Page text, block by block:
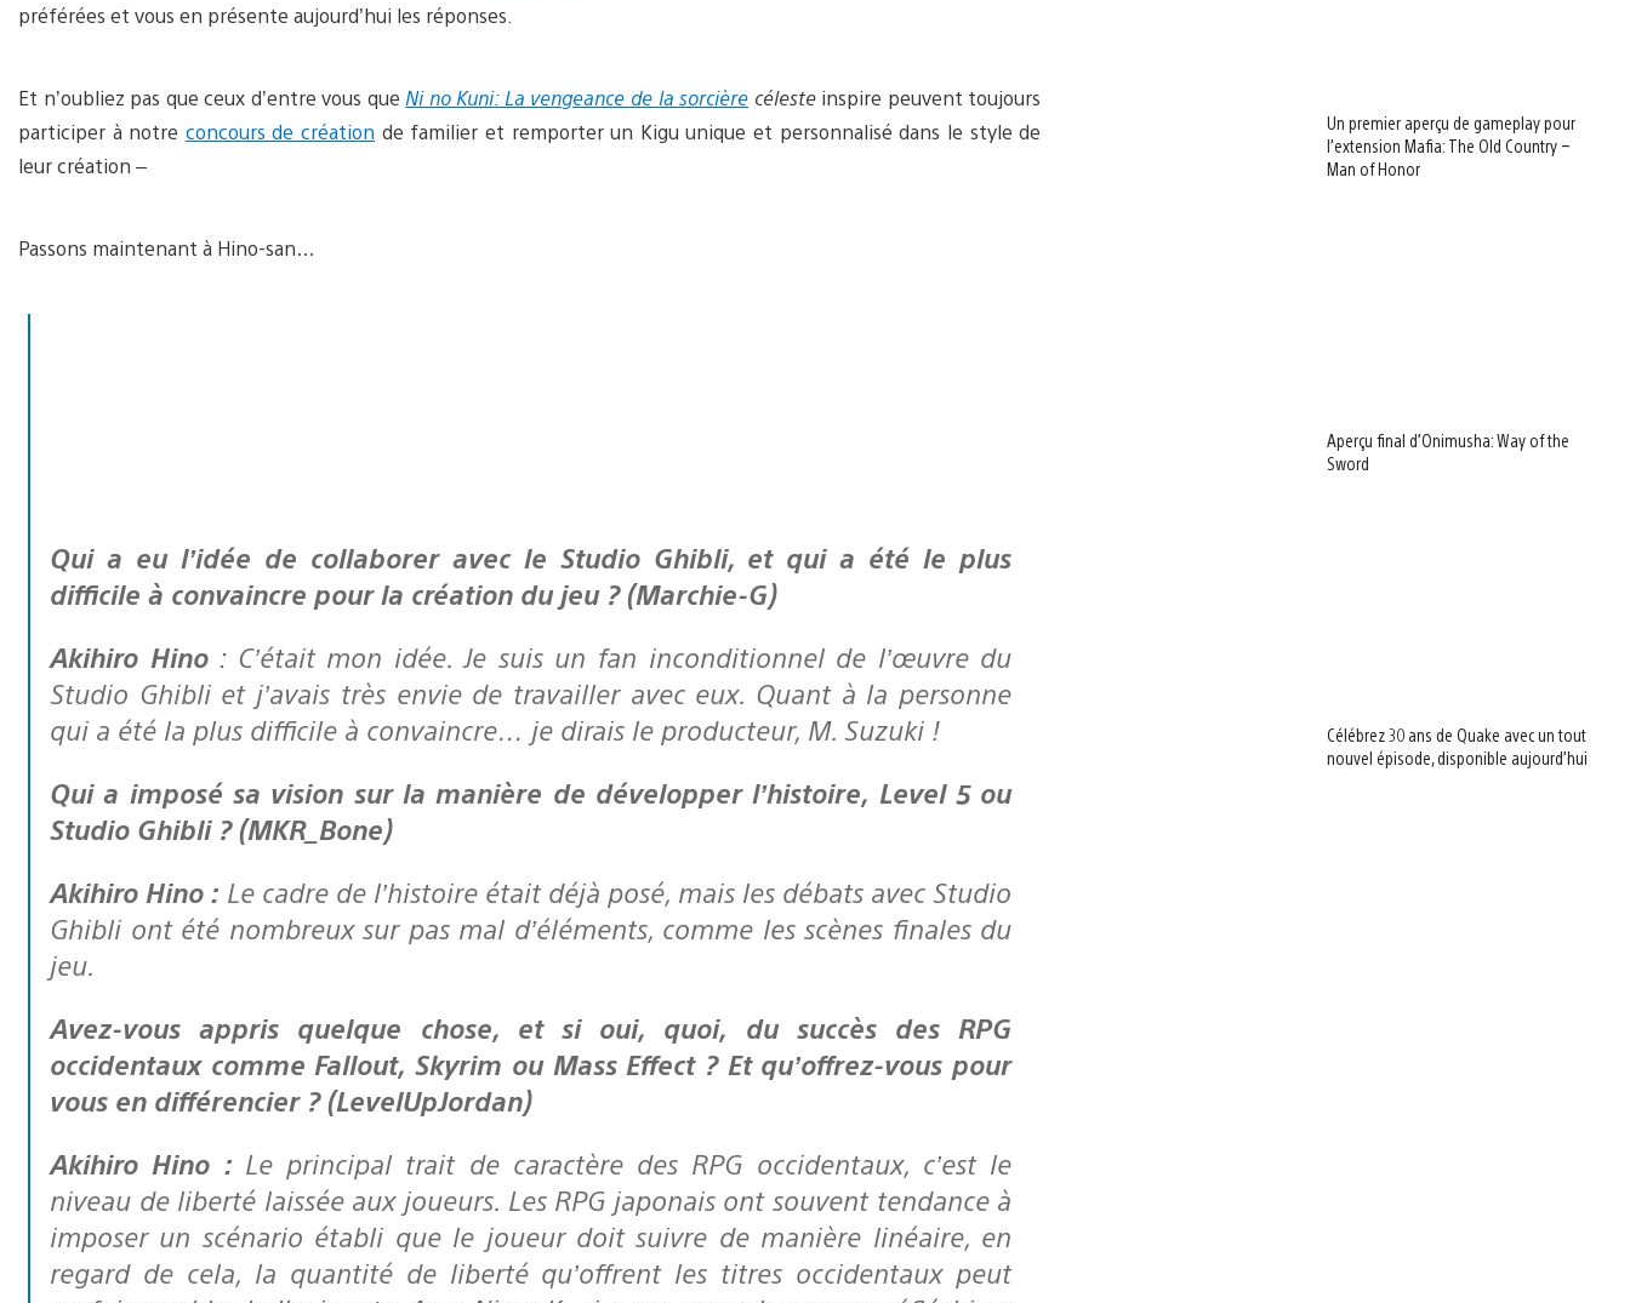
préférées et vous en présente aujourd’hui les réponses.
Et n’oubliez pas que ceux d’entre vous que Ni no Kuni: La vengeance de la sorcière célesteinspire peuvent toujours
participer à notre concours de création de familier et remporter un Kigu unique et personnalisé dans le style de
leur création –
Passons maintenant à Hino-san…
Qui a eu l’idée de collaborer avec le Studio Ghibli, et qui a été le plus
difficile à convaincre pour la création du jeu ? (Marchie-G)
Akihiro Hino: C’était mon idée. Je suis un fan inconditionnel de l’œuvre du
Studio Ghibli et j’avais très envie de travailler avec eux. Quant à la personne
qui a été la plus difficile à convaincre… je dirais le producteur, M. Suzuki !
Qui a imposé sa vision sur la manière de développer l’histoire, Level 5 ou
Studio Ghibli ? (MKR_Bone)
Akihiro Hino : Le cadre de l’histoire était déjà posé, mais les débats avec Studio
Ghibli ont été nombreux sur pas mal d’éléments, comme les scènes finales du
jeu.
Avez-vous appris quelque chose, et si oui, quoi, du succès des RPG
occidentaux comme Fallout, Skyrim ou Mass Effect ? Et qu’offrez-vous pour
vous en différencier ? (LevelUpJordan)
Akihiro Hino : Le principal trait de caractère des RPG occidentaux, c’est le
niveau de liberté laissée aux joueurs. Les RPG japonais ont souvent tendance à
imposer un scénario établi que le joueur doit suivre de manière linéaire, en
regard de cela, la quantité de liberté qu’offrent les titres occidentaux peut
Un premier aperçu de gameplay pour
l’extension Mafia: The Old Country –
Man of Honor
Aperçu final d’Onimusha: Way of the
Sword
Célébrez 30 ans de Quake avec un tout
nouvel épisode, disponible aujourd’hui